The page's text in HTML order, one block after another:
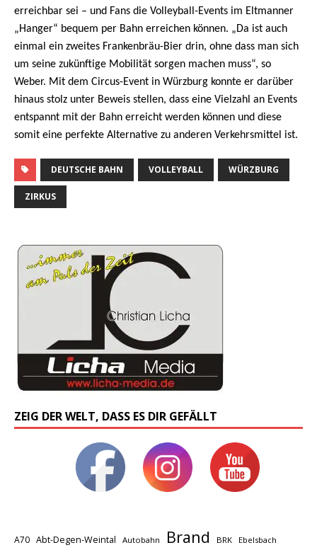
erreichbar sei – und Fans die Volleyball-Events im Eltmanner
„Hanger“ bequem per Bahn erreichen können. „Da ist auch
einmal ein zweites Frankenbräu-Bier drin, ohne dass man sich
um seine zukünftige Mobilität sorgen machen muss“, so
Weber. Mit dem Circus-Event in Würzburg konnte er darüber
hinaus stolz unter Beweis stellen, dass eine Vielzahl an Events
entspannt mit der Bahn erreicht werden können und diese
somit eine perfekte Alternative zu anderen Verkehrsmittel ist.
DEUTSCHE BAHN VOLLEYBALL WÜRZBURG
ZIRKUS
ZEIG DER WELT, DASS ES DIR GEFÄLLT
A70 Abt-Degen-Weintal Autobahn Brand BRK Ebelsbach